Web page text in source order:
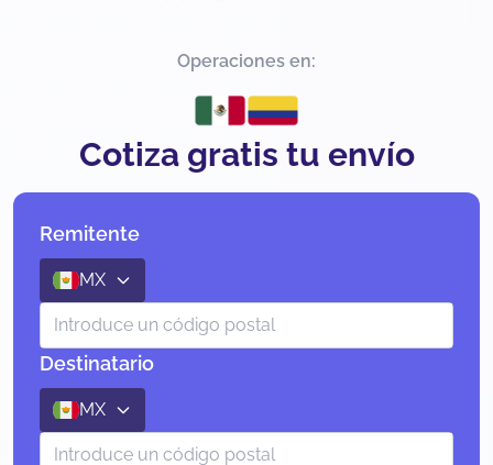
Operaciones en:
Cotiza gratis tu envío
Remitente
MX
Destinatario
MX